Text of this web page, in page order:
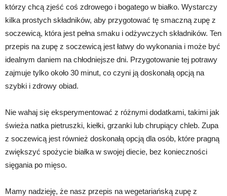
którzy chcą zjeść coś zdrowego i bogatego w białko. Wystarczy
kilka prostych składników, aby przygotować tę smaczną zupę z
soczewicą, która jest pełna smaku i odżywczych składników. Ten
przepis na zupę z soczewicą jest łatwy do wykonania i może być
idealnym daniem na chłodniejsze dni. Przygotowanie tej potrawy
zajmuje tylko około 30 minut, co czyni ją doskonałą opcją na
szybki i zdrowy obiad.
Nie wahaj się eksperymentować z różnymi dodatkami, takimi jak
świeża natka pietruszki, kiełki, grzanki lub chrupiący chleb. Zupa
z soczewicą jest również doskonałą opcją dla osób, które pragną
zwiększyć spożycie białka w swojej diecie, bez konieczności
sięgania po mięso.
Mamy nadzieję, że nasz przepis na wegetariańską zupę z